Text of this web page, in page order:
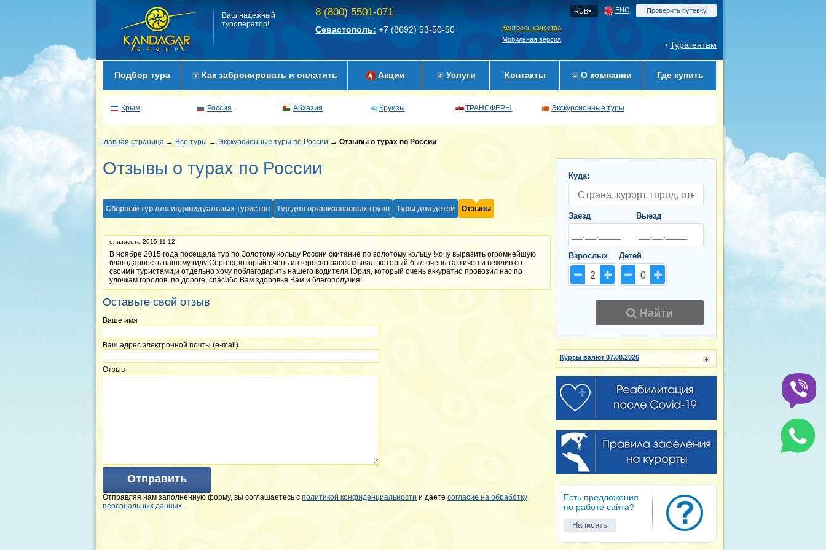
Ваш надежный
туроператор!
8 (800) 5501-071
Севастополь: +7 (8692) 53-50-50
Контроль качества
Мобильная версия
RUB ENG Проверить путевку
Турагентам
Подбор тура Как забронировать и оплатить Акции Услуги Контакты О компании Где купить
Крым Россия Абхазия Круизы ТРАНСФЕРЫ Экскурсионные туры
Главная страница → Все туры → Экскурсионные туры по России → Отзывы о турах по России
Отзывы о турах по России
Сборный тур для индивидуальных туристов Тур для организованных групп Туры для детей Отзывы
елизавета 2015-11-12
В ноябре 2015 года посещала тур по Золотому кольцу России,скитание по золотому кольцу !хочу выразить огромнейшую
благодарность нашему гиду Сергею,который очень интересно рассказывал, который был очень тактичен и вежлив со
своими туристами,и отдельно хочу поблагодарить нашего водителя Юрия, который очень аккуратно провозил нас по
улочкам городов, по дороге, спасибо Вам здоровья Вам и благополучия!
Оставьте свой отзыв
Ваше имя
Ваш адрес электронной почты (e-mail)
Отзыв
Отправить
Отправляя нам заполненную форму, вы соглашаетесь с политикой конфиденциальности и даете согласие на обработку
персональных данных.
Куда:
Заезд Выезд
Взрослых
2
Детей
0
Найти
Курсы валют 07.08.2026
Есть предложения
по работе сайта?
Написать